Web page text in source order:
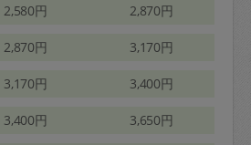
2,580円 2,870円
2,870円 3,170円
3,170円 3,400円
3,400円 3,650円